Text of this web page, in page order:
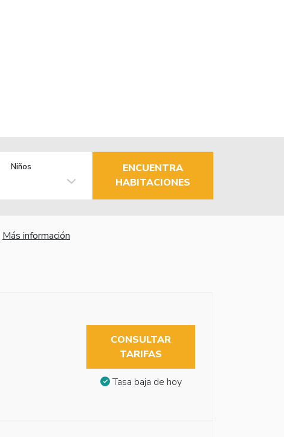
Niños
ENCUENTRA
HABITACIONES
Más información
CONSULTAR
TARIFAS
Tasa baja de hoy